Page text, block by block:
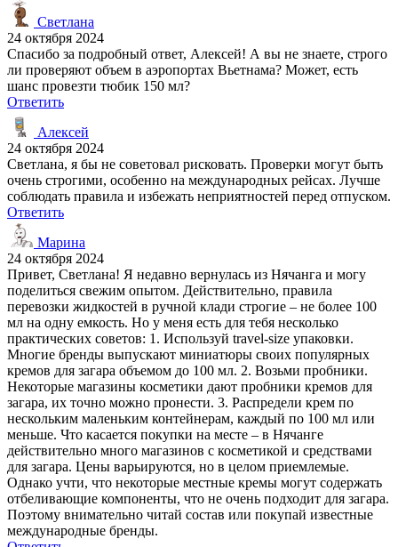
Светлана
24 октября 2024
Спасибо за подробный ответ, Алексей! А вы не знаете, строго
ли проверяют объем в аэропортах Вьетнама? Может, есть
шанс провезти тюбик 150 мл?
Ответить
Алексей
24 октября 2024
Светлана, я бы не советовал рисковать. Проверки могут быть
очень строгими, особенно на международных рейсах. Лучше
соблюдать правила и избежать неприятностей перед отпуском.
Ответить
Марина
24 октября 2024
Привет, Светлана! Я недавно вернулась из Нячанга и могу
поделиться свежим опытом. Действительно, правила
перевозки жидкостей в ручной клади строгие – не более 100
мл на одну емкость. Но у меня есть для тебя несколько
практических советов: 1. Используй travel-size упаковки.
Многие бренды выпускают миниатюры своих популярных
кремов для загара объемом до 100 мл. 2. Возьми пробники.
Некоторые магазины косметики дают пробники кремов для
загара, их точно можно пронести. 3. Распредели крем по
нескольким маленьким контейнерам, каждый по 100 мл или
меньше. Что касается покупки на месте – в Нячанге
действительно много магазинов с косметикой и средствами
для загара. Цены варьируются, но в целом приемлемые.
Однако учти, что некоторые местные кремы могут содержать
отбеливающие компоненты, что не очень подходит для загара.
Поэтому внимательно читай состав или покупай известные
международные бренды.